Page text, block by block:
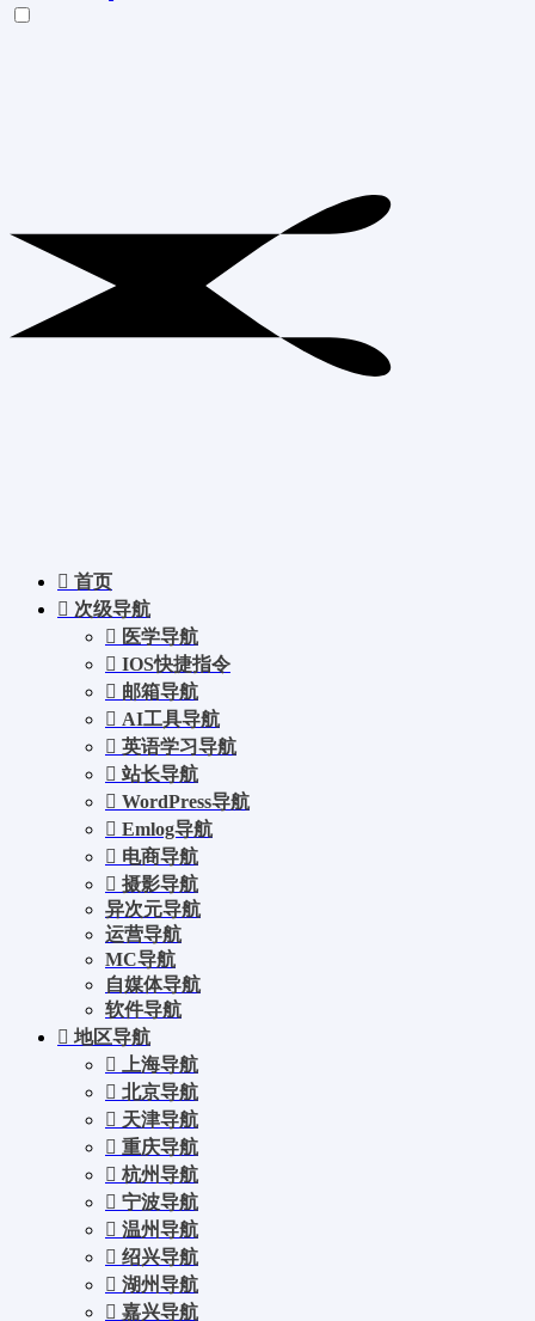
首页
次级导航
医学导航
IOS快捷指令
邮箱导航
AI工具导航
英语学习导航
站长导航
WordPress导航
Emlog导航
电商导航
摄影导航
异次元导航
运营导航
MC导航
自媒体导航
软件导航
地区导航
上海导航
北京导航
天津导航
重庆导航
杭州导航
宁波导航
温州导航
绍兴导航
湖州导航
嘉兴导航